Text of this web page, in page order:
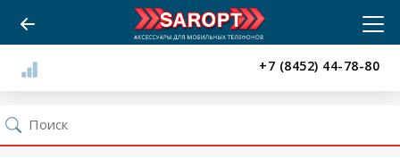
+7 (8452) 44-78-80